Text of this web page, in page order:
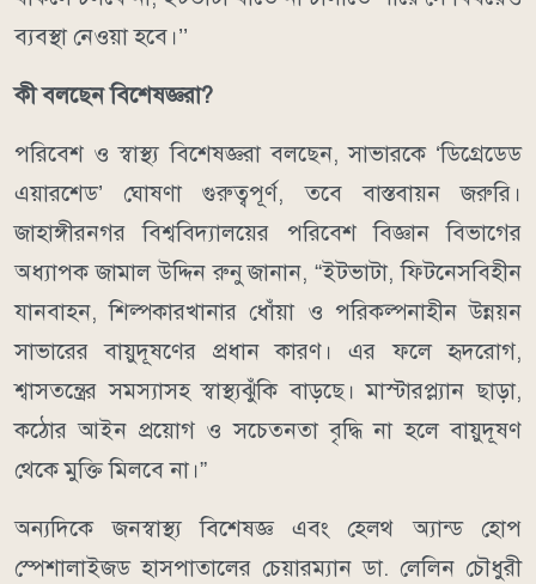
ব্যবস্থা নেওয়া হবে।’’
কী বলছেন বিশেষজ্ঞরা?
পরিবেশ ও স্বাস্থ্য বিশেষজ্ঞরা বলছেন, সাভারকে ‘ডিগ্রেডেড
এয়ারশেড’ ঘোষণা গুরুত্বপূর্ণ, তবে বাস্তবায়ন জরুরি।
জাহাঙ্গীরনগর বিশ্ববিদ্যালয়ের পরিবেশ বিজ্ঞান বিভাগের
অধ্যাপক জামাল উদ্দিন রুনু জানান, “ইটভাটা, ফিটনেসবিহীন
যানবাহন, শিল্পকারখানার ধোঁয়া ও পরিকল্পনাহীন উন্নয়ন
সাভারের বায়ুদূষণের প্রধান কারণ। এর ফলে হৃদরোগ,
শ্বাসতন্ত্রের সমস্যাসহ স্বাস্থ্যঝুঁকি বাড়ছে। মাস্টারপ্ল্যান ছাড়া,
কঠোর আইন প্রয়োগ ও সচেতনতা বৃদ্ধি না হলে বায়ুদূষণ
থেকে মুক্তি মিলবে না।”
অন্যদিকে জনস্বাস্থ্য বিশেষজ্ঞ এবং হেলথ অ্যান্ড হোপ
স্পেশালাইজড হাসপাতালের চেয়ারম্যান ডা. লেলিন চৌধুরী